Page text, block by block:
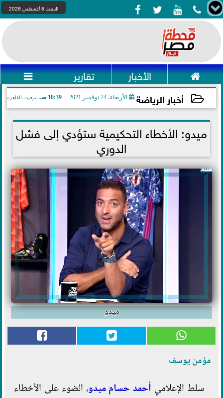
    السبت 8 أغسطس 2026
 الأخبار تقارير 
أخبار الرياضة الأربعاء، 24 نوفمبر 2021 10:39 صـ بتوقيت القاهرة
2021-11-24 10:39:36
ميدو: الأخطاء التحكيمية ستؤدي إلى فشل
الدوري
ميدو
مؤمن يوسف
سلط الإعلامي أحمد حسامميدو، الضوء على الأخطاء